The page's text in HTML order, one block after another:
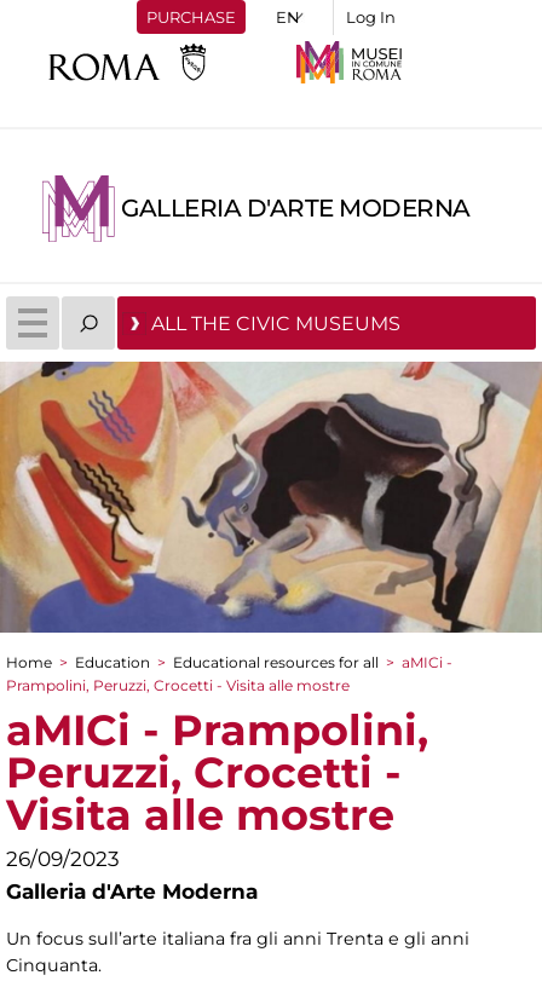
PURCHASE Log In
GALLERIA D'ARTE MODERNA
ALL THE CIVIC MUSEUMS
You are here
Home > Education > Educational resources for all > aMICi -
Prampolini, Peruzzi, Crocetti - Visita alle mostre
aMICi - Prampolini,
Peruzzi, Crocetti -
Visita alle mostre
26/09/2023
Galleria d'Arte Moderna
Un focus sull’arte italiana fra gli anni Trenta e gli anni
Cinquanta.